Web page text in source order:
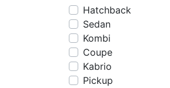
Hatchback
Sedan
Kombi
Coupe
Kabrio
Pickup